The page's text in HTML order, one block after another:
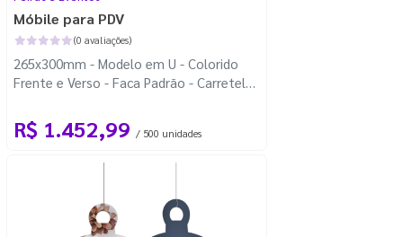
Móbile para PDV
(0 avaliações)
265x300mm - Modelo em U - Colorido
Frente e Verso - Faca Padrão - Carretel
R$ 1.452,99 / 500 unidades